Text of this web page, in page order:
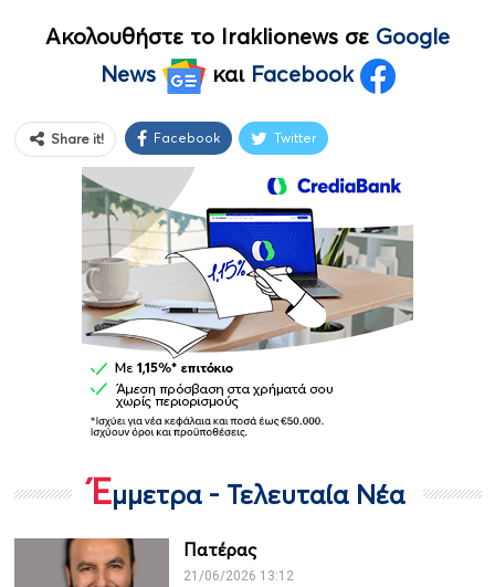
Ακολουθήστε το Iraklionews σε Google
News
και Facebook
Share it! Facebook Twitter
Έμμετρα - Τελευταία Νέα
Πατέρας
21/06/2026 13:12